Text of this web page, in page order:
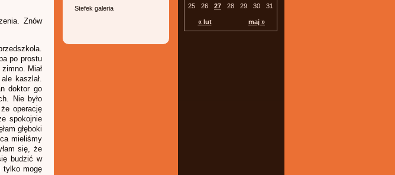
Znów
po prostu
Miał
kaszlał.
doktor go
Nie było
operację
spokojnie
głęboki
mieliśmy
się, że
budzić w
tylko mogę
Stefek galeria
« lut maj »
25 26 27 28 29 30 31